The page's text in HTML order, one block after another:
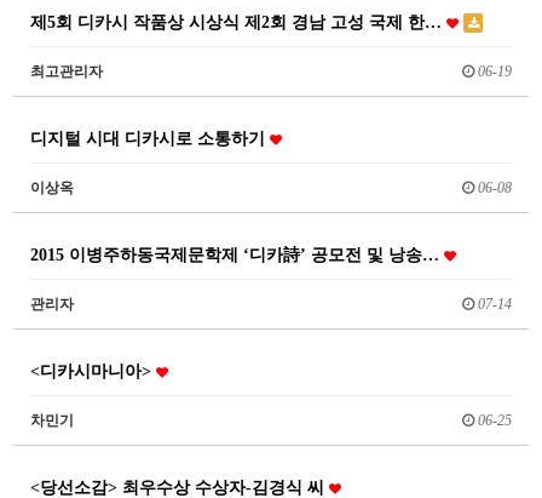
제5회 디카시 작품상 시상식 제2회 경남 고성 국제 한…
최고관리자 06-19
디지털 시대 디카시로 소통하기
이상옥 06-08
2015 이병주하동국제문학제 ‘디카詩’ 공모전 및 낭송…
관리자 07-14
<디카시마니아>
차민기 06-25
<당선소감> 최우수상 수상자-김경식 씨